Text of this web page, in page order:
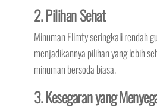
2. Pilihan Sehat
Minuman Flimty seringkali rendah
menjadikannya pilihan yang lebih
minuman bersoda biasa.
3. Kesegaran yang